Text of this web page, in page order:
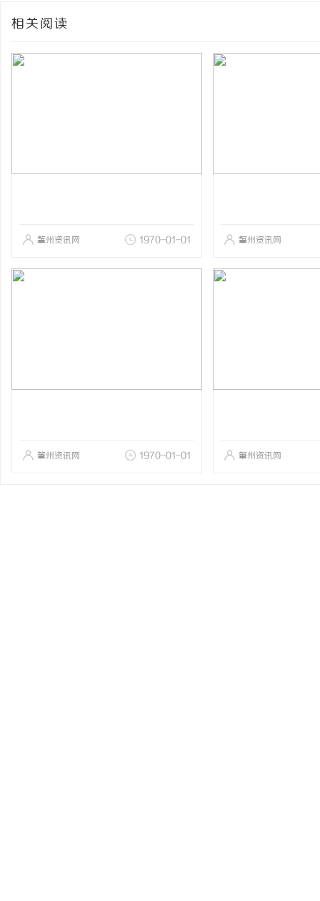
相关阅读
肇州资讯网 1970-01-01 肇州资讯网
肇州资讯网 1970-01-01 肇州资讯网